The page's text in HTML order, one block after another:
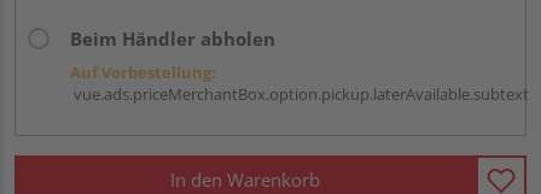
Beim Händler abholen
Auf Vorbestellung:
vue.ads.priceMerchantBox.option.pickup.laterAvailable.subtext
In den Warenkorb